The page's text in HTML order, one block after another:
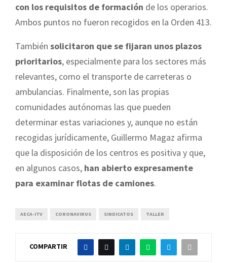
con los requisitos de formación de los operarios.
Ambos puntos no fueron recogidos en la Orden 413.
También solicitaron que se fijaran unos plazos
prioritarios, especialmente para los sectores más
relevantes, como el transporte de carreteras o
ambulancias. Finalmente, son las propias
comunidades autónomas las que pueden
determinar estas variaciones y, aunque no están
recogidas jurídicamente, Guillermo Magaz afirma
que la disposición de los centros es positiva y que,
en algunos casos, han abierto expresamente
para examinar flotas de camiones.
AECA-ITV CORONAVIRUS SINDICATOS TALLER
COMPARTIR